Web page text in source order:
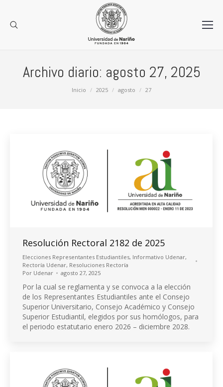
Archivo diario: agosto 27, 2025
Inicio 2025 agosto 27
Resolución Rectoral 2182 de 2025
Elecciones Representantes Estudiantiles, Informativo Udenar,
Rectoría Udenar, Resoluciones Rectoría
Por Udenar agosto 27, 2025
Por la cual se reglamenta y se convoca a la elección
de los Representantes Estudiantiles ante el Consejo
Superior Universitario, Consejo Académico y Consejo
Superior Estudiantil, elegidos por sus homólogos, para
el periodo estatutario enero 2026 – diciembre 2028.